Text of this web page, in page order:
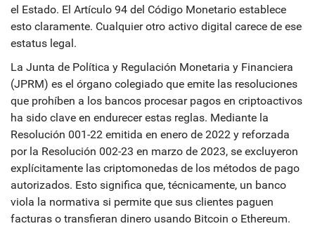
el Estado. El Artículo 94 del Código Monetario establece
esto claramente. Cualquier otro activo digital carece de ese
estatus legal.
La Junta de Política y Regulación Monetaria y Financiera
(JPRM) es el órgano colegiado que emite las resoluciones
que prohíben a los bancos procesar pagos en criptoactivos
ha sido clave en endurecer estas reglas. Mediante la
Resolución 001-22 emitida en enero de 2022 y reforzada
por la Resolución 002-23 en marzo de 2023, se excluyeron
explícitamente las criptomonedas de los métodos de pago
autorizados. Esto significa que, técnicamente, un banco
viola la normativa si permite que sus clientes paguen
facturas o transfieran dinero usando Bitcoin o Ethereum.